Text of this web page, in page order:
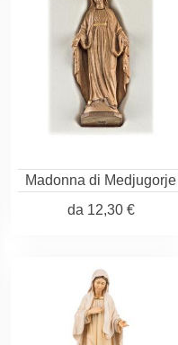
Madonna di Medjugorje
da 12,30 €